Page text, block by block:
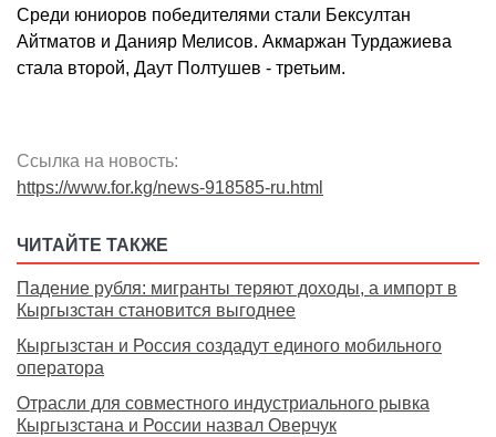
Среди юниоров победителями стали Бексултан
Айтматов и Данияр Мелисов. Акмаржан Турдажиева
стала второй, Даут Полтушев - третьим.
Ссылка на новость:
https://www.for.kg/news-918585-ru.html
ЧИТАЙТЕ ТАКЖЕ
Падение рубля: мигранты теряют доходы, а импорт в
Кыргызстан становится выгоднее
Кыргызстан и Россия создадут единого мобильного
оператора
Отрасли для совместного индустриального рывка
Кыргызстана и России назвал Оверчук